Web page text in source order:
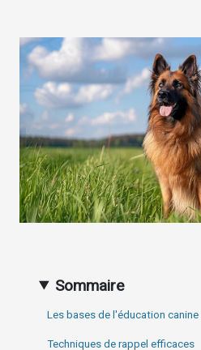
Sommaire
Les bases de l'éducation canine
Techniques de rappel efficaces